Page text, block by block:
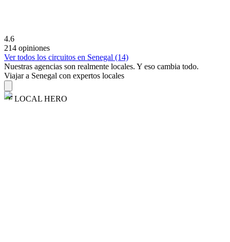
4.6
214 opiniones
Ver todos los circuitos en Senegal (14)
Nuestras agencias son realmente locales. Y eso cambia todo.
Viajar a Senegal con expertos locales
LOCAL HERO